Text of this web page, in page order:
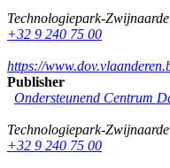
Technologiepark-
+32 9 240 75 00
https://
Publisher
Ondersteunend Centrum
Technologiepark-
+32 9 240 75 00